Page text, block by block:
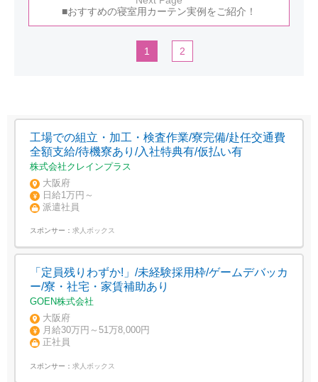
■おすすめの寝室用カーテン実例をご紹介！
1 2
工場での組立・加工・検査作業/寮完備/赴任交通費
全額支給/待機寮あり/入社特典有/仮払い有
株式会社クレインプラス
大阪府
日給1万円～
派遣社員
スポンサー： 求人ボックス
「定員残りわずか!」/未経験採用枠/ゲームデバッカ
ー/寮・社宅・家賃補助あり
GOEN株式会社
大阪府
月給30万円～51万8,000円
正社員
スポンサー： 求人ボックス